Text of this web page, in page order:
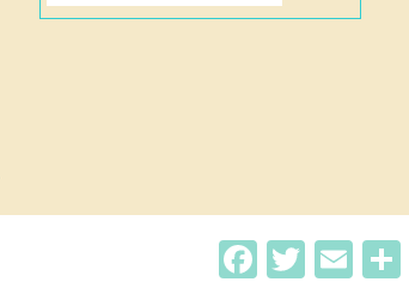
Facebook
Twitter
Email